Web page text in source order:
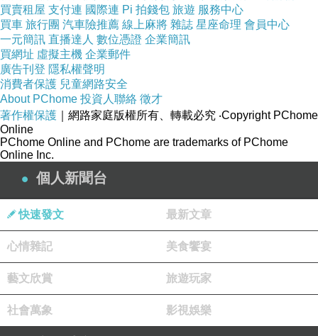
或者，死神可以指蘇夢枕的病，他自幼大病小病
纏身，一個簡單的感冒都可能要命，死亡隨時隨地
威脅他的人生，自然包括他的感情。
也許那張戀人正位的牌卡說明這場感情會有結
果？
就算死神的虎視眈眈，相擁的戀人仍洋溢幸福的
微笑。
只要活過、愛過，死神相伴又如何？人終歸一
死。
買賣租屋 支付連 國際連 Pi 拍錢包 旅遊 服務中心
買車 旅行團 汽車險推薦 線上麻將 雜誌 星座命理 會員中心
一元簡訊 直播達人 數位憑證 企業簡訊
買網址 虛擬主機 企業郵件
廣告刊登 隱私權聲明
消費者保護 兒童網路安全
About PChome 投資人聯絡 徵才
著作權保護 ｜網路家庭版權所有、轉載必究 ‧Copyright PChome
Online
PChome Online and PChome are trademarks of PChome
Online Inc.
個人新聞台
快速發文 最新文章
心情雜記 美食饗宴
藝文欣賞 旅遊玩家
社會萬象 影視娛樂